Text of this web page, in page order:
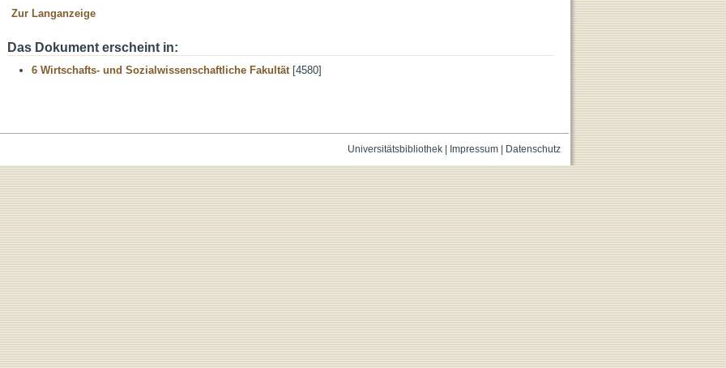
Zur Langanzeige
Das Dokument erscheint in:
6 Wirtschafts- und Sozialwissenschaftliche Fakultät[4580]
Universitätsbibliothek| Impressum| Datenschutz